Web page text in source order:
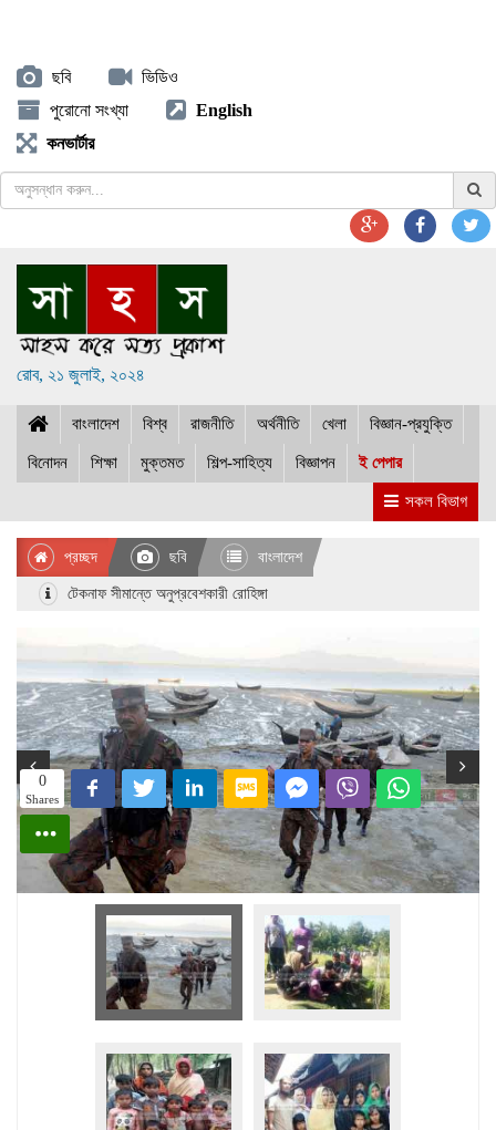
ছবি
ভিডিও
পুরোনো সংখ্যা
English
কনভার্টার
রোব, ২১ জুলাই, ২০২৪
বাংলাদেশ বিশ্ব রাজনীতি অর্থনীতি খেলা বিজ্ঞান-প্রযুক্তি
বিনোদন শিক্ষা মুক্তমত শিল্প-সাহিত্য বিজ্ঞাপন ই পেপার
সকল বিভাগ
প্রচ্ছদ ছবি বাংলাদেশ
টেকনাফ সীমান্তে অনুপ্রবেশকারী রোহিঙ্গা
0
Shares